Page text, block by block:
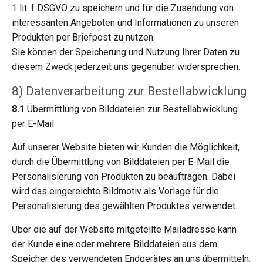
1 lit. f DSGVO zu speichern und für die Zusendung von
interessanten Angeboten und Informationen zu unseren
Produkten per Briefpost zu nutzen.
Sie können der Speicherung und Nutzung Ihrer Daten zu
diesem Zweck jederzeit uns gegenüber widersprechen.
8) Datenverarbeitung zur Bestellabwicklung
8.1 Übermittlung von Bilddateien zur Bestellabwicklung
per E-Mail
Auf unserer Website bieten wir Kunden die Möglichkeit,
durch die Übermittlung von Bilddateien per E-Mail die
Personalisierung von Produkten zu beauftragen. Dabei
wird das eingereichte Bildmotiv als Vorlage für die
Personalisierung des gewählten Produktes verwendet.
Über die auf der Website mitgeteilte Mailadresse kann
der Kunde eine oder mehrere Bilddateien aus dem
Speicher des verwendeten Endgerätes an uns übermitteln.